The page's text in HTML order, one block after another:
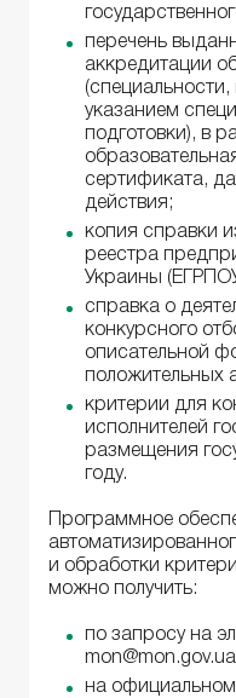
перечень
аккредитации
указанием
подготовки), в
сертификата,
действия;
копия справки
реестра
Украины
справка о
конкурсного
описательной
положительных
критерии для
исполнителей
размещения
году.
Программное
и обработки
можно получить:
по запросу на
на